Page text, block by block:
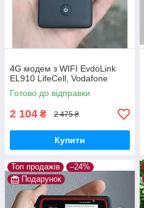
4G модем з WIFI EvdoLink
EL910 LifeCell, Vodafone
Готово до відправки
2 104 ₴ 2 475 ₴
Купити
Топ продажів
–24%
Подарунок